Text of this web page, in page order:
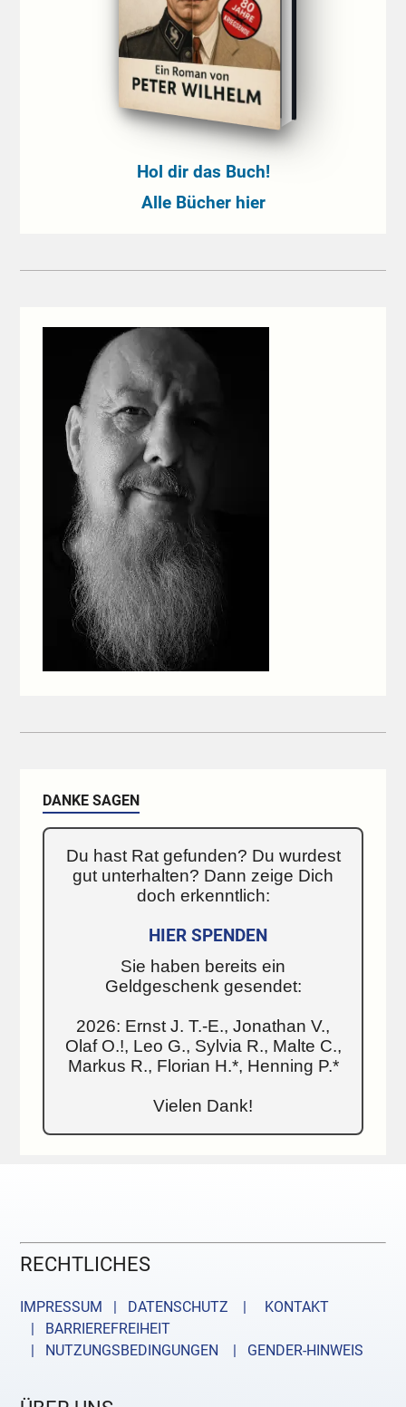
Hol dir das Buch!
Alle Bücher hier
DANKE SAGEN
Du hast Rat gefunden? Du wurdest
gut unterhalten? Dann zeige Dich
doch erkenntlich:
HIER SPENDEN
Sie haben bereits ein
Geldgeschenk gesendet:
2026: Ernst J. T.-E., Jonathan V.,
Olaf O.!, Leo G., Sylvia R., Malte C.,
Markus R., Florian H.*, Henning P.*
Vielen Dank!
RECHTLICHES
IMPRESSUM | DATENSCHUTZ |
KONTAKT
| BARRIEREFREIHEIT
| NUTZUNGSBEDINGUNGEN
| GENDER-HINWEIS